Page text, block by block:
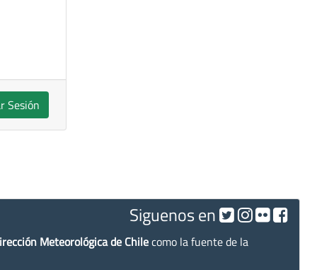
Sesión
Siguenos en
Meteorológica de Chilecomo la fuente de la